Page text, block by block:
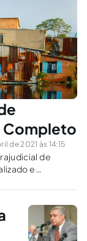
Completo
de 2021 às 14:15
de
e